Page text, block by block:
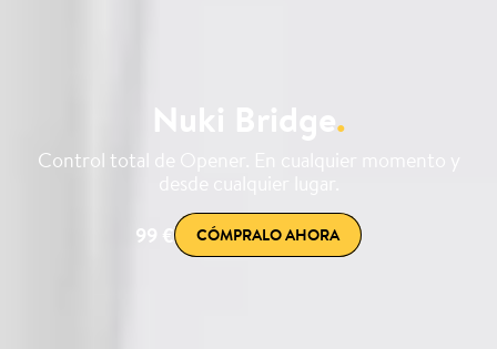
Nuki Bridge .
Control total de Opener. En cualquier momento y
99 €
CÓMPRALO AHORA